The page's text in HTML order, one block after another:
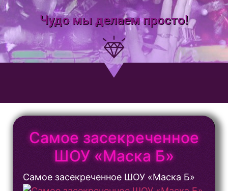
Чудо мы делаем просто!
Самое засекреченное
ШОУ «Маска Б»
Самое засекреченное ШОУ «Маска Б»